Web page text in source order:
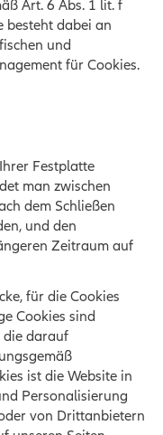
Art. 6 Abs. 1 lit. f
besteht dabei an
und
für Cookies.
Festplatte
man zwischen
dem Schließen
und den
Zeitraum auf
für die Cookies
Cookies sind
die darauf
ist die Website in
Personalisierung
von Drittanbietern